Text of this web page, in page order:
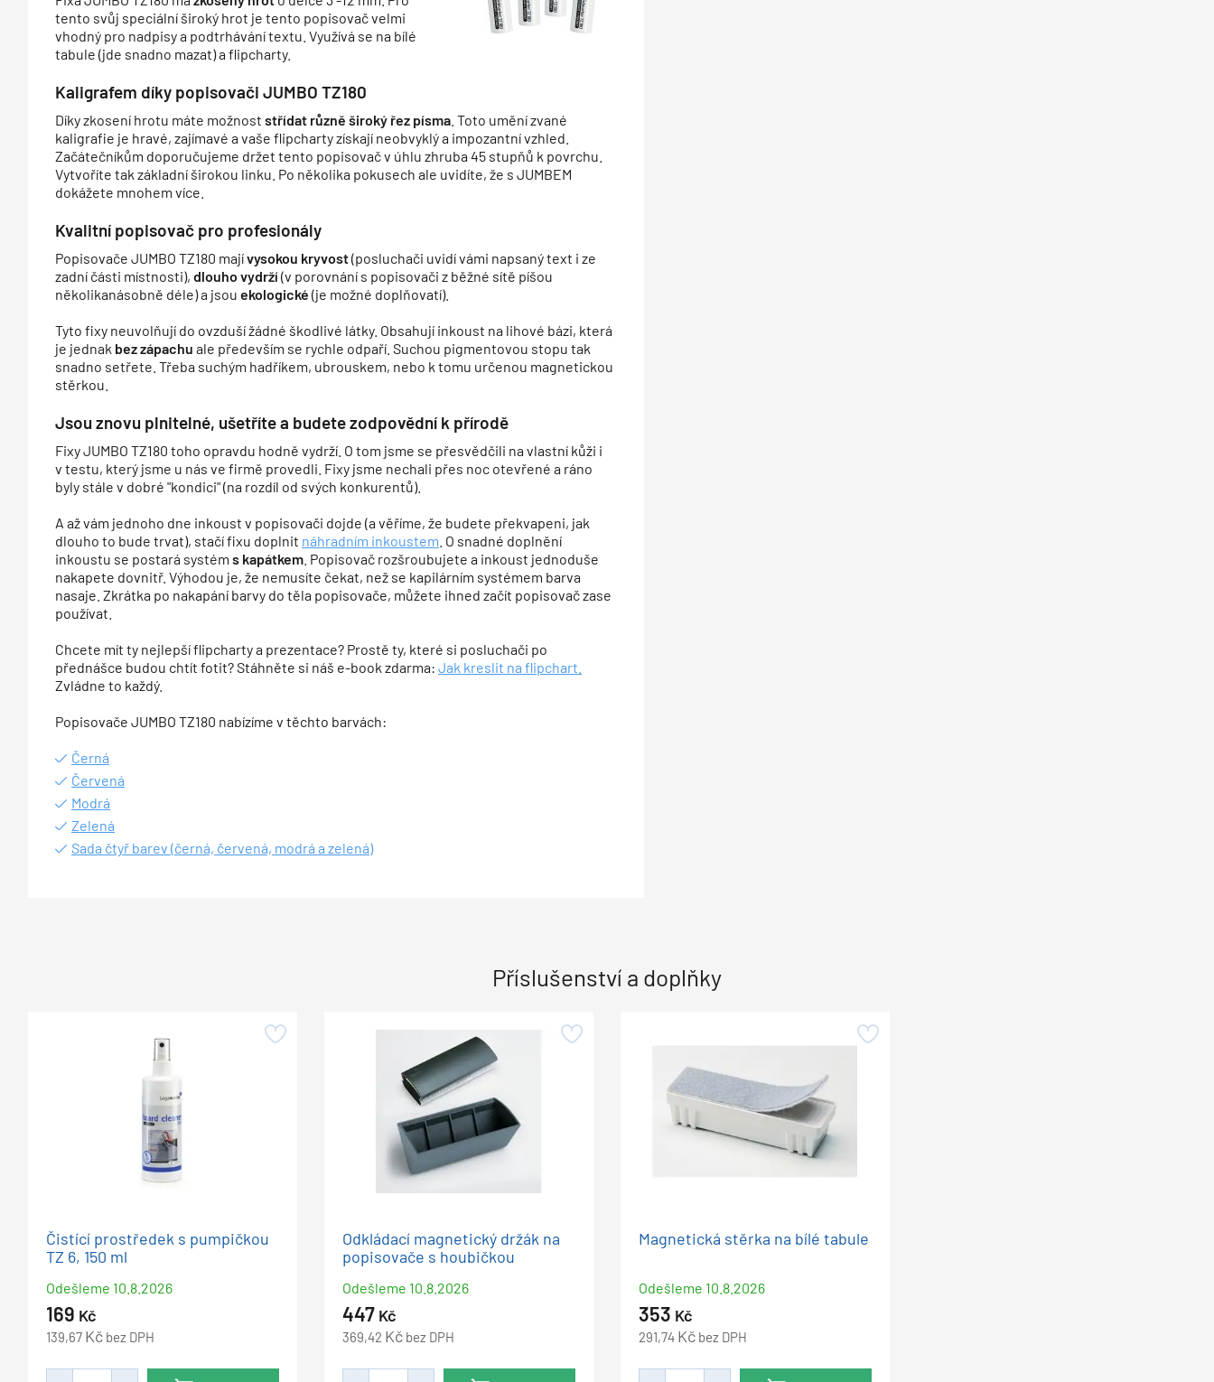
tento svůj speciální široký hrot je tento popisovač velmi
vhodný pro nadpisy a podtrhávání textu. Využívá se na bílé
tabule (jde snadno mazat) a flipcharty.
Kaligrafem díky popisovači JUMBO TZ180
Díky zkosení hrotu máte možnost střídat různě široký řez písma . Toto umění zvané
kaligrafie je hravé, zajímavé a vaše flipcharty získají neobvyklý a impozantní vzhled.
Začátečníkům doporučujeme držet tento popisovač v úhlu zhruba 45 stupňů k povrchu.
Vytvoříte tak základní širokou linku. Po několika pokusech ale uvidíte, že s JUMBEM
dokážete mnohem více.
Kvalitní popisovač pro profesionály
Popisovače JUMBO TZ180 majívysokou kryvost(posluchači uvidí vámi napsaný text i ze
zadní části místnosti), dlouho vydrží(v porovnání s popisovači z běžné sítě píšou
několikanásobně déle) a jsou ekologické (je možné doplňovatí).
Tyto fixy neuvolňují do ovzduší žádné škodlivé látky. Obsahují inkoust na lihové bázi, která
je jednak bez zápachu ale především se rychle odpaří. Suchou pigmentovou stopu tak
snadno setřete. Třeba suchým hadříkem, ubrouskem, nebo k tomu určenou magnetickou
stěrkou.
Jsou znovu plnitelné, ušetříte a budete zodpovědní k přírodě
Fixy JUMBO TZ180 toho opravdu hodně vydrží. O tom jsme se přesvědčili na vlastní kůži i
v testu, který jsme u nás ve firmě provedli. Fixy jsme nechali přes noc otevřené a ráno
byly stále v dobré "kondici" (na rozdíl od svých konkurentů).
A až vám jednoho dne inkoust v popisovači dojde (a věříme, že budete překvapeni, jak
dlouho to bude trvat), stačí fixu doplnit náhradním inkoustem . O snadné doplnění
inkoustu se postará systém s kapátkem . Popisovač rozšroubujete a inkoust jednoduše
nakapete dovnitř. Výhodou je, že nemusíte čekat, než se kapilárním systémem barva
nasaje. Zkrátka po nakapání barvy do těla popisovače, můžete ihned začít popisovač zase
používat.
Chcete mít ty nejlepší flipcharty a prezentace? Prostě ty, které si posluchači po
přednášce budou chtít fotit? Stáhněte si náš e-book zdarma: Jak kreslit na flipchart.
Zvládne to každý.
Popisovače JUMBO TZ180 nabízíme v těchto barvách:
Černá
Červená
Modrá
Zelená
Sada čtyř barev (černá, červená, modrá a zelená)
Příslušenství a doplňky
Čistící prostředek s pumpičkou
TZ 6, 150 ml
Odešleme 10.8.2026
169 Kč
139,67 Kč bez DPH
Odkládací magnetický držák na
popisovače s houbičkou
Odešleme 10.8.2026
447 Kč
369,42 Kč bez DPH
Magnetická stěrka na bílé tabule
Odešleme 10.8.2026
353 Kč
291,74 Kč bez DPH